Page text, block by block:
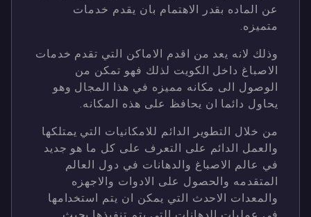
عن الماده بقدر الاهتمام بان يقدم خدمات
متميزه.
وذلك لانه يعد من اقدم الاماكن التي تقدم خدمات
الاصباغ داخل الكويت لذلك فهو تمكن من
الوصول الى مكانه مميزه في هذا المجال وهو
يحاول دائما ان يحافظ على هذه المكانه.
من خلال التطوير الدائم للامكانيات التي يمتلكها
والعمل الدائم على التعرف على كل ما هو جديد
في عالم الاصباغ والدهانات في دول العالم
المتقدمه والحصول على الادوات والاجهزه
والمعدات الاحدث التي يمكن ان يتم استخدامها